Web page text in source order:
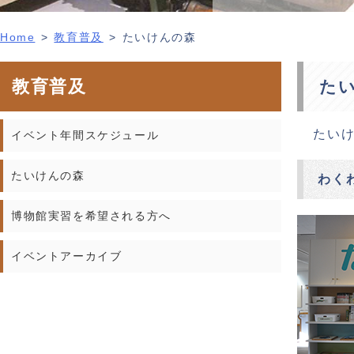
Home 教育普及 たいけんの森
た
たい
わく
教育普及
イベント年間スケジュール
たいけんの森
博物館実習を希望される方へ
イベントアーカイブ